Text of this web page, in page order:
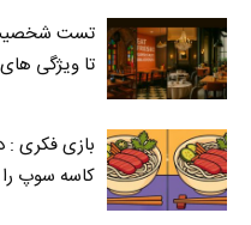
تست شخصیت
تا ویژگی
کاسه‌ سوپ را